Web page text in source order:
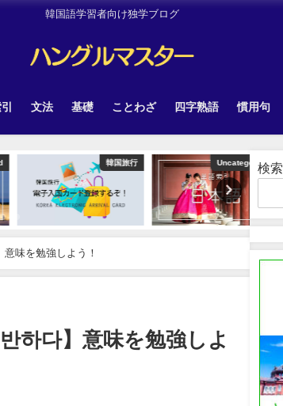
韓国語学習者向け独学ブログ
文法 基礎 ことわざ 四字熟語 慣用句
韓国旅行 Uncategorized
味を勉強しよう！
하다】意味を勉強しよ
検索